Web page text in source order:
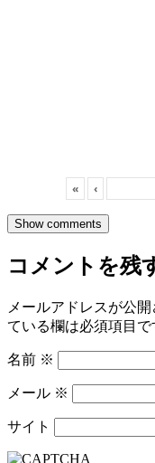
« ‹
Show comments
コメントを残
メールアドレスが公
ている欄は必須項目で
名前 ※
メール ※
サイト